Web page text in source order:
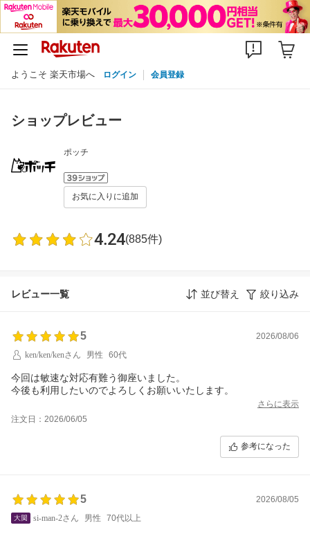
ようこそ 楽天市場へ ログイン 会員登録
ショップレビュー
ポッチ
お気に入りに追加
4.24(885件)
レビュー一覧 並び替え 絞り込み
5
2026/08/06
ken/ken/kenさん
男性 60代
今回は敏速な対応有難う御座いました。
今後も利用したいのでよろしくお願いいたします。
さらに表示
注文日：2026/06/05
参考になった
5
2026/08/05
si-man-2さん
男性 70代以上